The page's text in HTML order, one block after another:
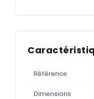
Vêtements
Outils & porte-clés
Cuisine
Référence
Dimensions